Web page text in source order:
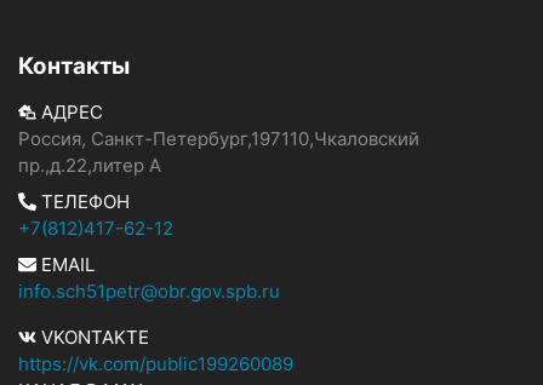
Контакты
АДРЕС
Россия, Санкт-Петербург,197110,Чкаловский
пр.,д.22,литер А
ТЕЛЕФОН
+7(812)417-62-12
EMAIL
info.sch51petr@obr.gov.spb.ru
VKONTAKTE
https://vk.com/public199260089